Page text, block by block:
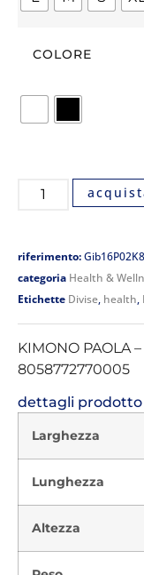
COLORE
riferimento:
categoria Health &
Etichette Divise, health,
KIMONO PAOLA
8058772770005
dettagli prodotto
Larghezza
Lunghezza
Altezza